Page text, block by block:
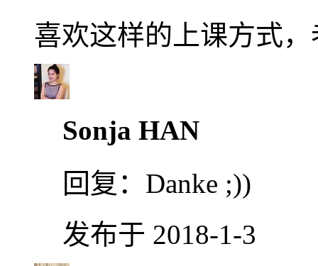
喜欢这样的上课方式
Sonja HAN
回复： Danke ;))
发布于 2018-1-3